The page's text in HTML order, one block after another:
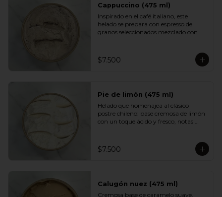
Cappuccino (475 ml)
Inspirado en el café italiano, este
helado se prepara con espresso de
granos seleccionados mezclado con
con un sabor profundo que encantará
a quienes disfrutan del buen café.
$7.500
Pie de limón (475 ml)
Helado que homenajea al clásico
postre chileno: base cremosa de limón
con un toque ácido y fresco, notas
Un sabor equilibrado, luminoso y muy
adictivo.
$7.500
Calugón nuez (475 ml)
Cremosa base de caramelo suave,